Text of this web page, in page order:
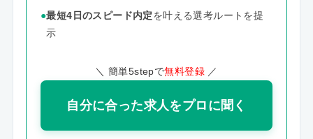
●最短4日のスピード内定を叶える選考ルートを提
示
＼ 簡単5stepで無料登録／
自分に合った求人をプロに聞く